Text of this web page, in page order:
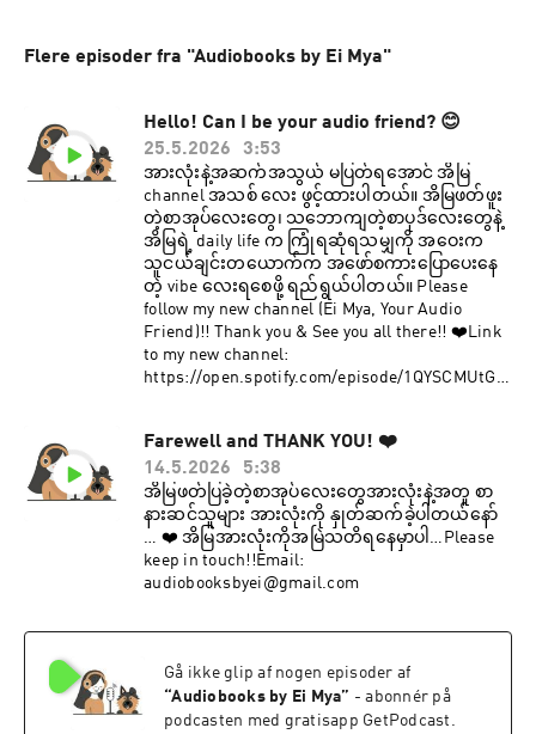
Flere episoder fra "Audiobooks by Ei Mya"
Hello! Can I be your audio friend? 😊
25.5.2026
3:53
အားလုံးနဲ့အဆက်အသွယ် မပြတ်ရအောင် အိမြ
channel အသစ် လေး ဖွင့်ထားပါတယ်။ အိမြဖတ်ဖူး
တဲ့စာအုပ်လေးတွေ၊ သဘောကျတဲ့စာပုဒ်လေးတွေနဲ့
အိမြရဲ့ daily life က ကြုံရဆုံရသမျှကို အဝေးက
သူငယ်ချင်းတယောက်က အဖော်စကားပြောပေးနေ
တဲ့ vibe လေးရစေဖို့ ရည်ရွယ်ပါတယ်။ Please
follow my new channel (Ei Mya, Your Audio
Friend)!! Thank you & See you all there!! ❤️Link
to my new channel:
https://open.spotify.com/episode/1QYSCMUtGU
Farewell and THANK YOU! ❤️
14.5.2026
5:38
အိမြဖတ်ပြခဲ့တဲ့စာအုပ်လေးတွေအားလုံးနဲ့အတူ စာ
နားဆင်သူများ အားလုံးကို နှုတ်ဆက်ခဲ့ပါတယ်နော်
… ❤️ အိမြအားလုံးကိုအမြဲသတိရနေမှာပါ…Please
keep in touch!!Email:
audiobooksbyei@gmail.com
Gå ikke glip af nogen episoder af
“Audiobooks by Ei Mya” - abonnér på
podcasten med gratisapp GetPodcast.